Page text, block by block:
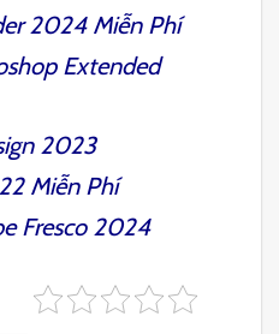
2024Miễn Phí
Extended
2023
Miễn Phí
Fresco 2024